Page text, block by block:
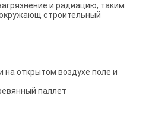
и радиацию, таким
строительный
на открытом воздухе поле и
паллет